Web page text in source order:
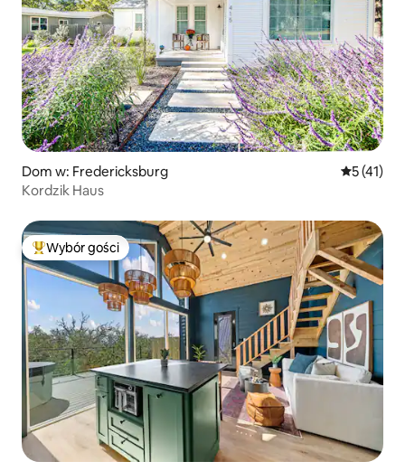
Dom w: Fredericksburg Średnia
5 (41)
Kordzik Haus
Najpopularniejsze z kategorii Wybór gości
Wybór gości